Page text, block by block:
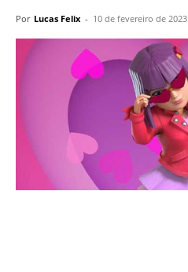
Por Lucas Felix - 10 de fevereiro de 2023